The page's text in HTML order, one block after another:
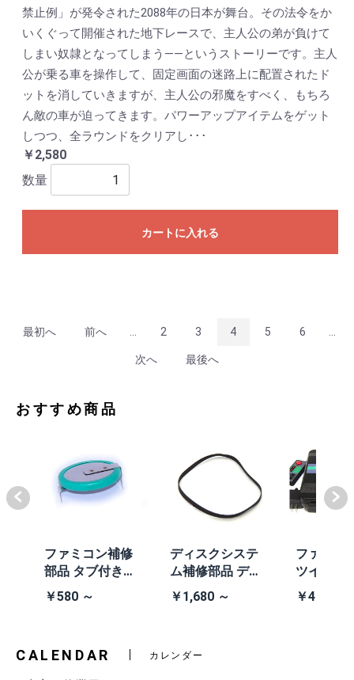
禁止例」が発令された2088年の日本が舞台。その法令をか
いくぐって開催された地下レースで、主人公の弟が負けて
しまい奴隷となってしまう――というストーリーです。主人
公が乗る車を操作して、固定画面の迷路上に配置されたド
ットを消していきますが、主人公の邪魔をすべく、もちろ
ん敵の車が迫ってきます。パワーアップアイテムをゲット
しつつ、全ラウンドをクリアし･･･
￥2,580
数量
カートに入れる
最初へ 前へ 2 3 4 5 6
次へ 最後へ
おすすめ商品
ファミコン補修
部品 タブ付きコ
イン電池(CR203
2)
￥580 ～
ディスクシステ
ム補修部品 ディ
スクシステム用
交換ベルト
￥1,680 ～
ファミコ
ツインフ
ン本体
黒・連射
￥41,980
CALENDAR カレンダー